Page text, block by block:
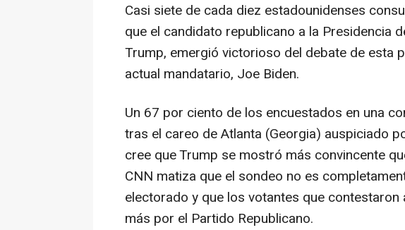
Casi siete de cada diez estadounidenses
que el candidato republicano a la Presidencia
Trump, emergió victorioso del debate de esta
actual mandatario, Joe Biden.
Un 67 por ciento de los encuestados en una
tras el careo de Atlanta (Georgia) auspiciado
cree que Trump se mostró más convincente
CNN matiza que el sondeo no es
electorado y que los votantes que contestaron
más por el Partido Republicano.